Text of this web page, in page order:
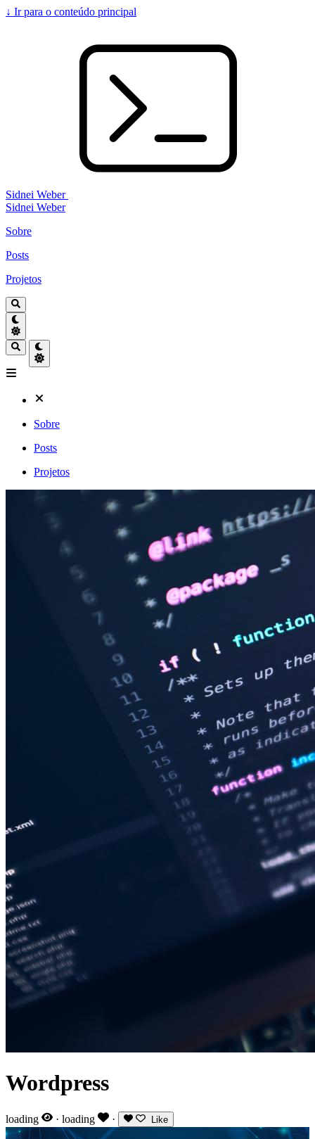
↓ Ir para o conteúdo principal
Sidnei Weber
Sidnei Weber
Sobre
Posts
Projetos
Sobre
Posts
Projetos
Wordpress
loading · loading · Like